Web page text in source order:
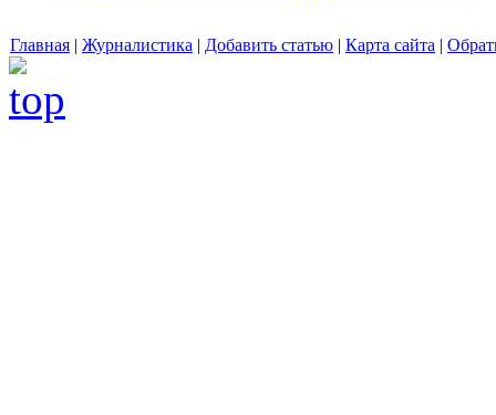
Главная | Журналистика | Добавить статью | Карта сайта |